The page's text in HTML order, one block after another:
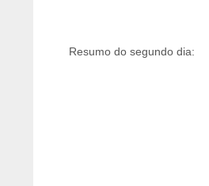
Resumo do segundo dia: